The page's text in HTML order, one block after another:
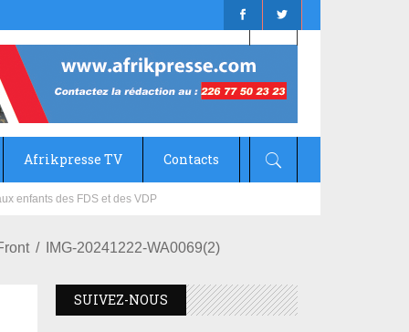
Afrikpresse TV Contacts
IMG-20241222-WA0069(2)
SUIVEZ-NOUS